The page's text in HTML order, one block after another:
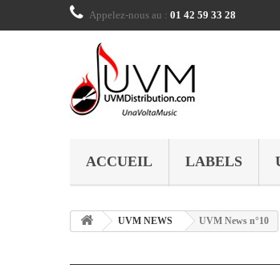
Appelez-nous au : 01 42 59 33 28
ACCUEIL LABELS
UVM NEWS UVM News n°10